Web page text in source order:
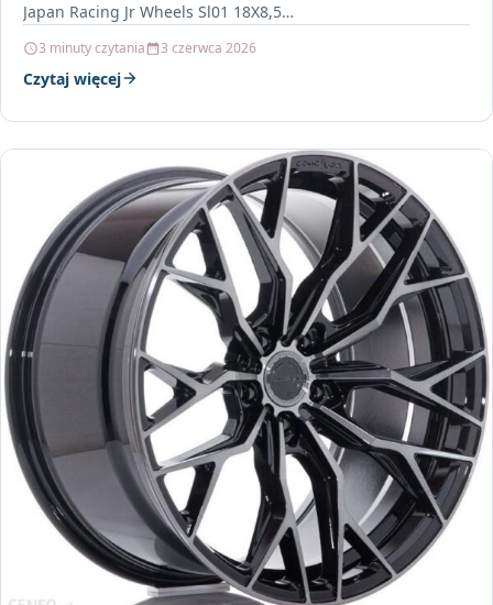
Japan Racing Jr Wheels Sl01 18X8,5…
3 minuty czytania 3 czerwca 2026
Czytaj więcej